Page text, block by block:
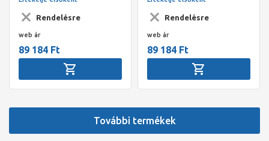
grafitRendelésre
web ár
89 184 Ft
alabástrom
Rendelésre
web ár
89 184 Ft
További termékek